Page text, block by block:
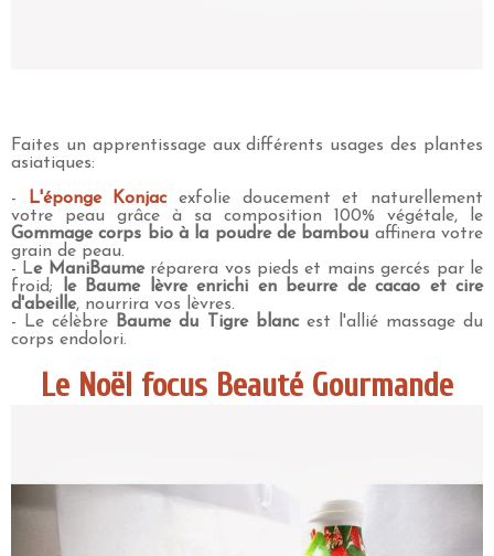
Faites un apprentissage aux différents usages des plantes
asiatiques:
-
L'éponge Konjacexfolie doucement et naturellement
votre peau grâce à sa composition 100% végétale, le
Gommage corps bio à la poudre de bambou affinera votre
grain de peau.
- Le ManiBaumeréparera vos pieds et mains gercés par le
froid;
le Baume lèvre enrichi en beurre de cacao et cire
d'abeille, nourrira vos lèvres.
- Le célèbre
Baume du Tigre blancest l'allié massage du
corps endolori.
Le Noël focus Beauté Gourmande